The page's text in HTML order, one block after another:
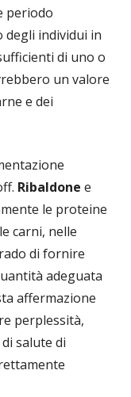
periodo
degli individui in
di uno o
un valore
e dei
Ribaldone e
le proteine
carni, nelle
di fornire
adeguata
affermazione
perplessità,
salute di